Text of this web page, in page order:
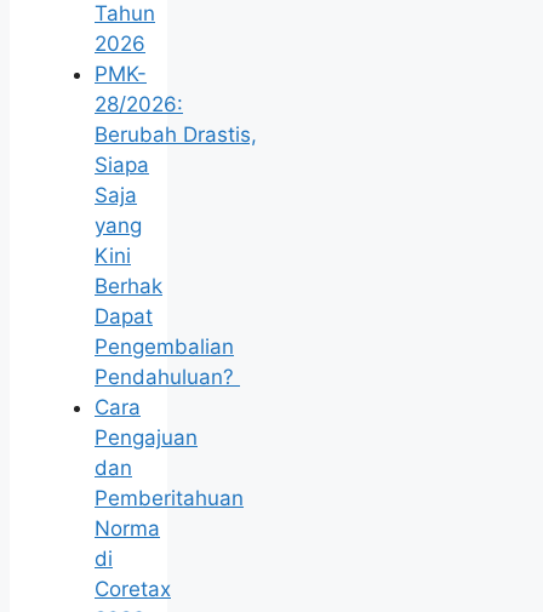
Tahun
2026
PMK-
28/2026:
Berubah Drastis,
Siapa
Saja
yang
Kini
Berhak
Dapat
Pengembalian
Pendahuluan?
Cara
Pengajuan
dan
Pemberitahuan
Norma
di
Coretax